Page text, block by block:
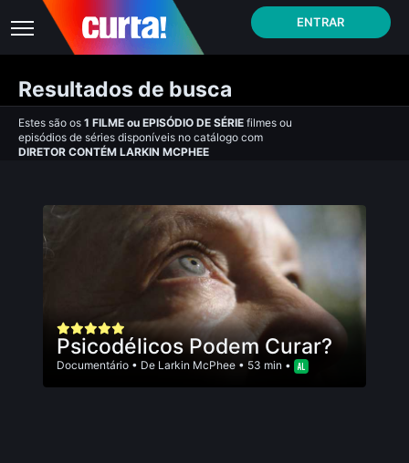
ENTRAR
Resultados de busca
Estes são os 1 FILME ou EPISÓDIO DE SÉRIE filmes ou
episódios de séries disponíveis no catálogo com
DIRETOR CONTÉM LARKIN MCPHEE
Psicodélicos Podem Curar?
Documentário • De Larkin McPhee • 53 min •